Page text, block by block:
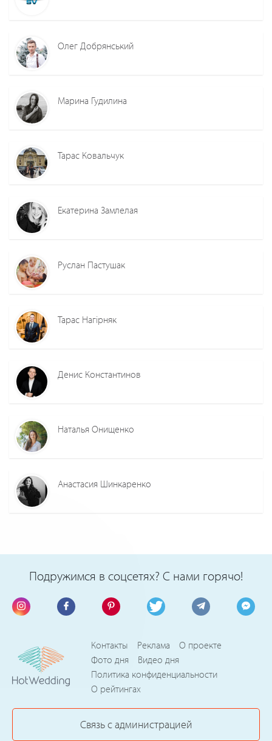
Олег Добрянський
Марина Гудилина
Тарас Ковальчук
Екатерина Замлелая
Руслан Пастушак
Тарас Нагірняк
Денис Константинов
Наталья Онищенко
Анастасия Шинкаренко
Подружимся в соцсетях? С нами горячо!
Контакты Реклама
О проекте
Фото дня
Видео дня
Политика конфиденциальности
О рейтингах
Связь с администрацией